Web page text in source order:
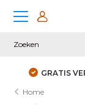
GRATIS
Home